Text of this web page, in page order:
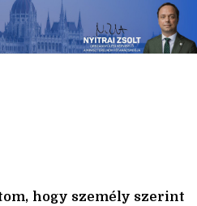
hogy személy szerint